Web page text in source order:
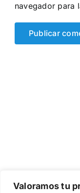
Valoramos tu
navegador para